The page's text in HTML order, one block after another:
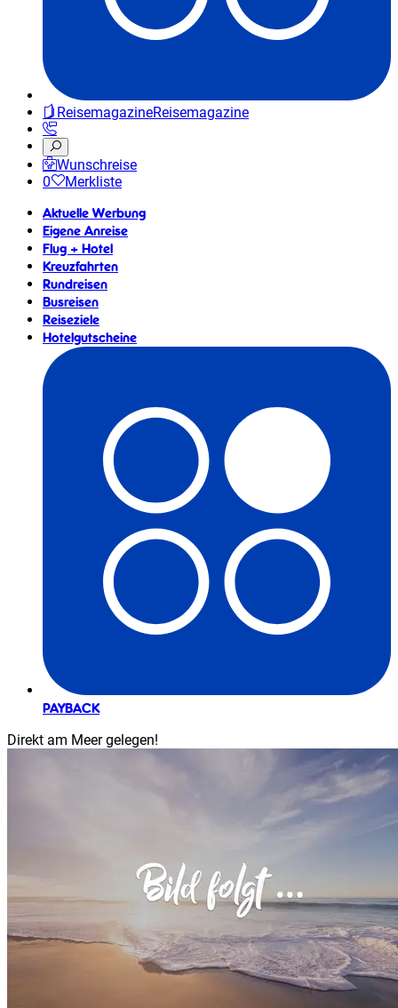
ReisemagazineReisemagazine
Wunschreise
0
Merkliste
Aktuelle Werbung
Eigene Anreise
Flug + Hotel
Kreuzfahrten
Rundreisen
Busreisen
Reiseziele
Hotelgutscheine
PAYBACK
Direkt am Meer gelegen!